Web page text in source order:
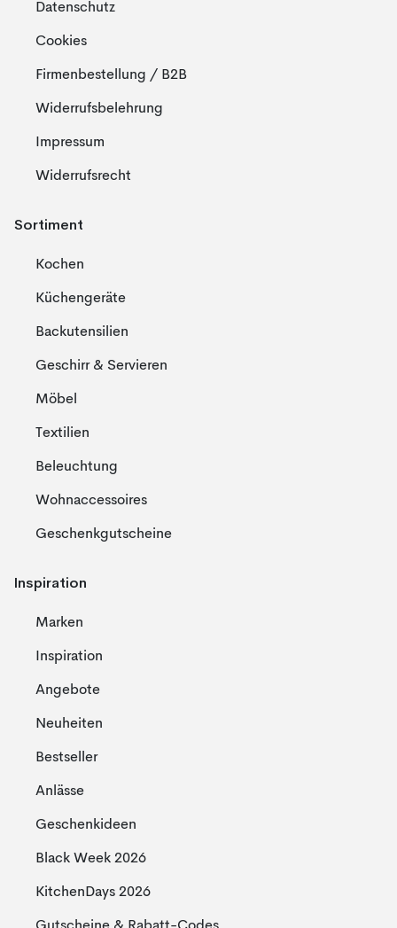
Datenschutz
Cookies
Firmenbestellung / B2B
Widerrufsbelehrung
Impressum
Widerrufsrecht
Sortiment
Kochen
Küchengeräte
Backutensilien
Geschirr & Servieren
Möbel
Textilien
Beleuchtung
Wohnaccessoires
Geschenkgutscheine
Inspiration
Marken
Inspiration
Angebote
Neuheiten
Bestseller
Anlässe
Geschenkideen
Black Week 2026
KitchenDays 2026